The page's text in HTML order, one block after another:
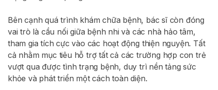
Bên cạnh quá trình khám chữa bệnh, bác sĩ còn đóng
vai trò là cầu nối giữa bệnh nhi và các nhà hảo tâm,
tham gia tích cực vào các hoạt động thiện nguyện. Tất
cả nhằm mục tiêu hỗ trợ tất cả các trường hợp con trẻ
vượt qua được tình trạng bệnh, duy trì nền tảng sức
khỏe và phát triển một cách toàn diện.